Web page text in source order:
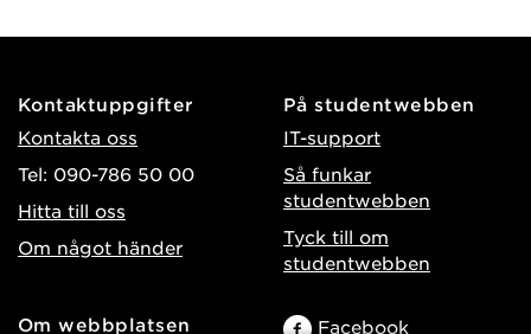
Kontaktuppgifter
Kontakta oss
Tel: 090-786 50 00
Hitta till oss
Om något händer
På studentwebben
IT-support
Så funkar
studentwebben
Tyck till om
studentwebben
Om webbplatsen Facebook